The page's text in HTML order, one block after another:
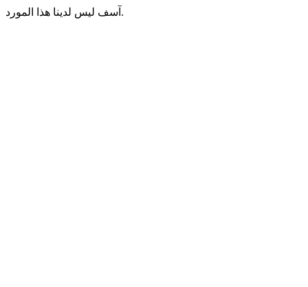
آسف ليس لدينا هذا المورد.